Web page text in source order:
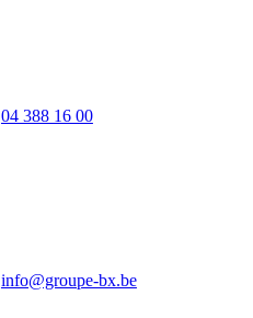
04 388 16 00
info@groupe-bx.be